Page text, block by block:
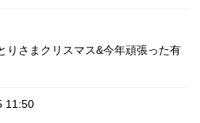
りさまクリスマス&今年頑張った有
11:50